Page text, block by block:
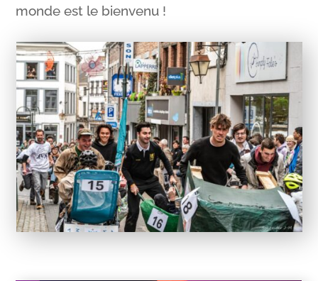
monde est le bienvenu !